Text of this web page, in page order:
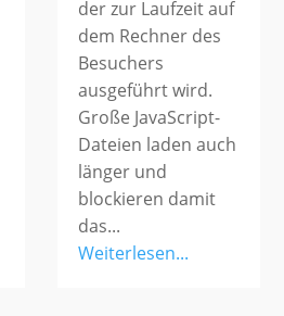
der zur Laufzeit auf
dem Rechner des
Besuchers
ausgeführt wird.
Große JavaScript-
Dateien laden auch
länger und
blockieren damit
das...
Weiterlesen...